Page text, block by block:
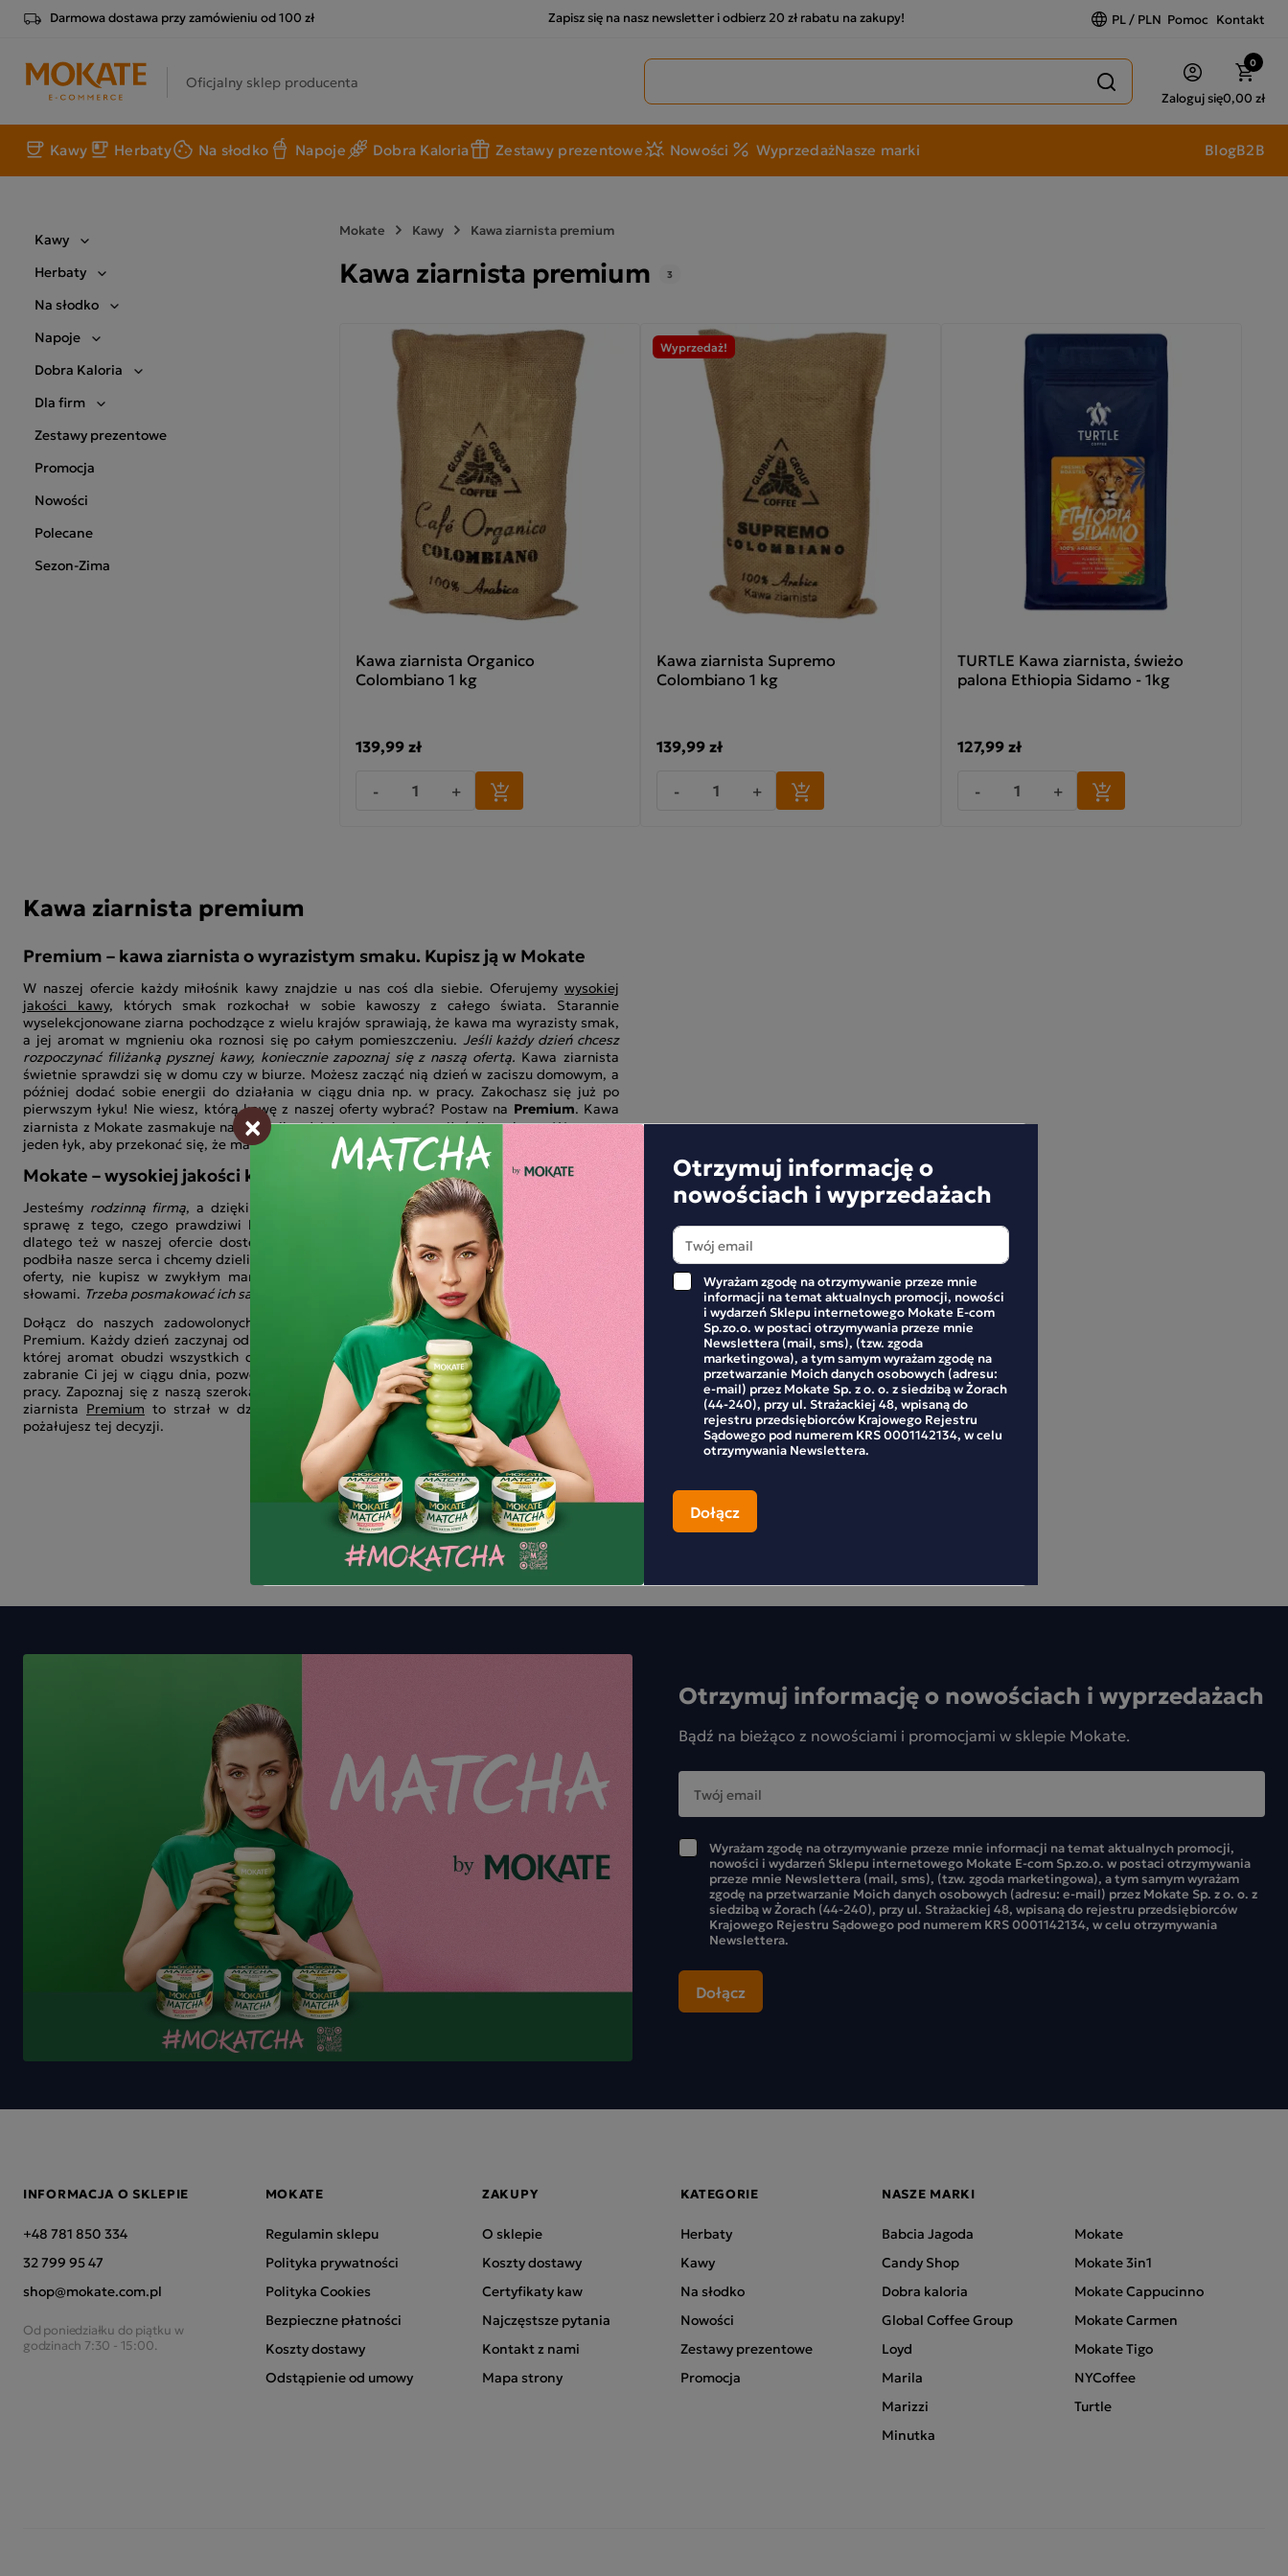
Darmowa dostawa przy zamówieniu od 100 zł Zapisz się na nasz newsletter i odbierz 20 zł rabatu na zakupy! PL / PLN Pomoc Kontakt
Oficjalny sklep producenta Szukaj produktów
Zaloguj się
0
0,00 zł
Kawy Herbaty Na słodko Napoje Dobra Kaloria Zestawy prezentowe Nowości WyprzedażNasze marki BlogB2B
Kawy
Herbaty
Na słodko
Napoje
Dobra Kaloria
Dla firm
Zestawy prezentowe
Promocja
Nowości
Polecane
Sezon-Zima
Mokate Kawy Kawa ziarnista premium
Kawa ziarnista premium 3
Kawa ziarnista Organico
Colombiano 1 kg
139,99 zł
-
+
Wyprzedaż!
Kawa ziarnista Supremo
Colombiano 1 kg
139,99 zł
-
+
TURTLE Kawa ziarnista, świeżo
palona Ethiopia Sidamo - 1kg
127,99 zł
-
+
Kawa ziarnista premium
Premium – kawa ziarnista o wyrazistym smaku. Kupisz ją w Mokate
W naszej ofercie każdy miłośnik kawy znajdzie u nas coś dla siebie. Oferujemy wysokiej
jakości kawy, których smak rozkochał w sobie kawoszy z całego świata. Starannie
wyselekcjonowane ziarna pochodzące z wielu krajów sprawiają, że kawa ma wyrazisty smak,
a jej aromat w mgnieniu oka roznosi się po całym pomieszczeniu. Jeśli każdy dzień chcesz
rozpoczynać filiżanką pysznej kawy, koniecznie zapoznaj się z naszą ofertą. Kawa ziarnista
świetnie sprawdzi się w domu czy w biurze. Możesz zacząć nią dzień w zaciszu domowym, a
później dodać sobie energii do działania w ciągu dnia np. w pracy. Zakochasz się już po
pierwszym łyku! Nie wiesz, którą kawę z naszej oferty wybrać? Postaw na Premium. Kawa
ziarnista z Mokate zasmakuje nawet najbardziej wymagającym miłośnikom kawy. Wystarczy
jeden łyk, aby przekonać się, że mamy rację!
Mokate – wysokiej jakości kawy dla prawdziwych smakoszy
Jesteśmy rodzinną firmą, a dzięki wieloletniemu doświadczeniu doskonale zdajemy sobie
sprawę z tego, czego prawdziwi kawosze oczekują od kawy. Sami jesteśmy kawoszami,
dlatego też w naszej ofercie dostępne są kawy, które sami chętnie pijemy. Każda z nich
podbiła nasze serca i chcemy dzielić się nimi z naszymi klientami. Takich kaw, jak te z naszej
oferty, nie kupisz w zwykłym markecie. Ich smaku nie jesteśmy nawet w stanie opisać
słowami. Trzeba posmakować ich samemu!
Dołącz do naszych zadowolonych klientów i szczęśliwych posiadaczy kawy ziarnistej
Premium. Każdy dzień zaczynaj od pozytywnego akcentu w postaci filiżanki ulubionej kawy,
której aromat obudzi wszystkich domowników. Kawa doda Ci energii do działania, a jeśli
zabranie Ci jej w ciągu dnia, pozwól sobie na drugą filiżankę kawy i delektuj się nią np. w
pracy. Zapoznaj się z naszą szeroką ofertą i znajdź kawę dla siebie i swoich bliskich. Kawa
ziarnista Premium to strzał w dziesiątkę. Sprawdź i przekonaj się sam. Na pewno nie
pożałujesz tej decyzji.
Otrzymuj informację o nowościach i wyprzedażach
Bądź na bieżąco z nowościami i promocjami w sklepie Mokate.
Wyrażam zgodę na otrzymywanie przeze mnie informacji na temat aktualnych promocji,
nowości i wydarzeń Sklepu internetowego Mokate E-com Sp.zo.o. w postaci otrzymywania
przeze mnie Newslettera (mail, sms), (tzw. zgoda marketingowa), a tym samym wyrażam
zgodę na przetwarzanie Moich danych osobowych (adresu: e-mail) przez Mokate Sp. z o. o. z
siedzibą w Żorach (44-240), przy ul. Strażackiej 48, wpisaną do rejestru przedsiębiorców
Krajowego Rejestru Sądowego pod numerem KRS 0001142134, w celu otrzymywania
Newslettera.
INFORMACJA O SKLEPIE
+48 781 850 334
32 799 95 47
shop@mokate.com.pl
Od poniedziałku do piątku w
godzinach 7:30 - 15:00.
MOKATE
Regulamin sklepu
Polityka prywatności
Polityka Cookies
Bezpieczne płatności
Koszty dostawy
Odstąpienie od umowy
ZAKUPY
O sklepie
Koszty dostawy
Certyfikaty kaw
Najczęstsze pytania
Kontakt z nami
Mapa strony
KATEGORIE
Herbaty
Kawy
Na słodko
Nowości
Zestawy prezentowe
Promocja
NASZE MARKI
Babcia Jagoda
Candy Shop
Dobra kaloria
Global Coffee Group
Loyd
Marila
Marizzi
Minutka
Mokate
Mokate 3in1
Mokate Cappucinno
Mokate Carmen
Mokate Tigo
NYCoffee
Turtle
×
Otrzymuj informację o
nowościach i wyprzedażach
Wyrażam zgodę na otrzymywanie przeze mnie
informacji na temat aktualnych promocji, nowości
i wydarzeń Sklepu internetowego Mokate E-com
Sp.zo.o. w postaci otrzymywania przeze mnie
Newslettera (mail, sms), (tzw. zgoda
marketingowa), a tym samym wyrażam zgodę na
przetwarzanie Moich danych osobowych (adresu:
e-mail) przez Mokate Sp. z o. o. z siedzibą w Żorach
(44-240), przy ul. Strażackiej 48, wpisaną do
rejestru przedsiębiorców Krajowego Rejestru
Sądowego pod numerem KRS 0001142134, w celu
otrzymywania Newslettera.